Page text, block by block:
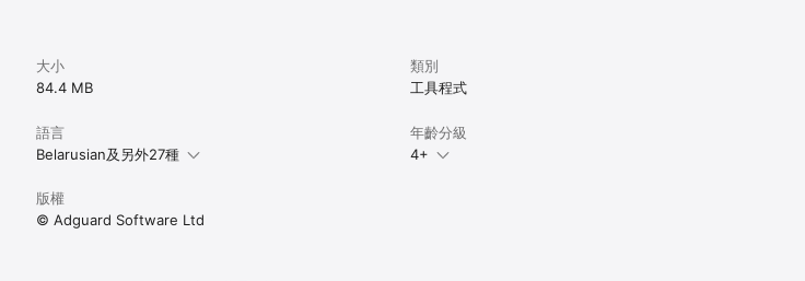
大小
84.4 MB
類別
工具程式
語言
Belarusian及另外27種
年齡分級
4+
版權
© Adguard Software Ltd